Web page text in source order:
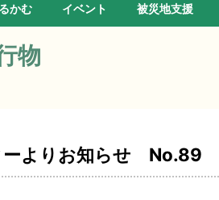
かむ イベント 被災地支援
物
ーよりお知らせ No.89